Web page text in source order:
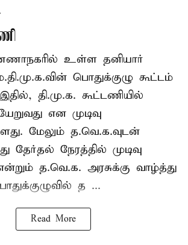
உள்ள தனியார்
பொதுக்குழு கூட்டம்
தி.மு.க. கூட்டணியில்
என முடிவு
மேலும் த.வெ.க.வுடன்
தேர்தல் நேரத்தில் முடிவு
த.வெ.க. அரசுக்கு வாழ்த்து
த ...
Read More